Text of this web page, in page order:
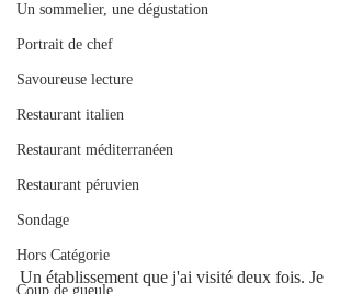
Un sommelier, une dégustation
Portrait de chef
Savoureuse lecture
Restaurant italien
Restaurant méditerranéen
Restaurant péruvien
Sondage
Hors Catégorie
Coup de gueule
Un établissement que j'ai visité deux fois. Je